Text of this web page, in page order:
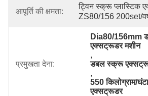
आपूर्ति की क्षमता:
ट्विन स्क्रू प्लास्टिक
ZS80/156 200set/
प्रमुखता देना:
Dia80/156mm
एक्सट्रूडर मशीन
,
डबल स्क्रू
,
550 किलोग्राम/
एक्सट्रूडर